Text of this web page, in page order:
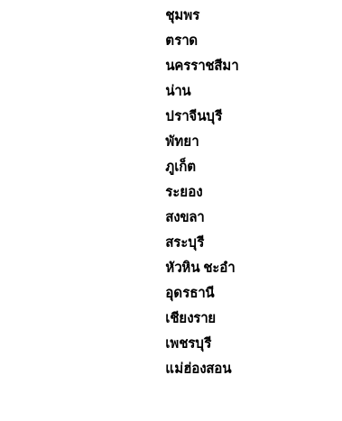
ชุมพร
ตราด
นครราชสีมา
น่าน
ปราจีนบุรี
พัทยา
ภูเก็ต
ระยอง
สงขลา
สระบุรี
หัวหิน ชะอำ
อุดรธานี
เชียงราย
เพชรบุรี
แม่ฮ่องสอน